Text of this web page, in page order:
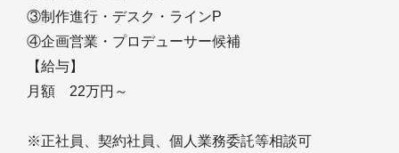
③制作進行・デスク・ラインP
④企画営業・プロデューサー候補
【給与】
月額 22万円～
※正社員、契約社員、個人業務委託等相談可